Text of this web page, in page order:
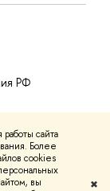
сайта
Более
cookies
вы
✖
РФ